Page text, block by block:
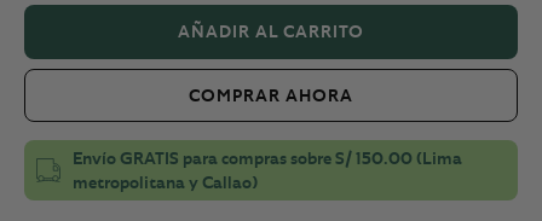
AÑADIR AL CARRITO
COMPRAR AHORA
Envío GRATIS para compras sobre S/ 150.00 (Lima
metropolitana y Callao)